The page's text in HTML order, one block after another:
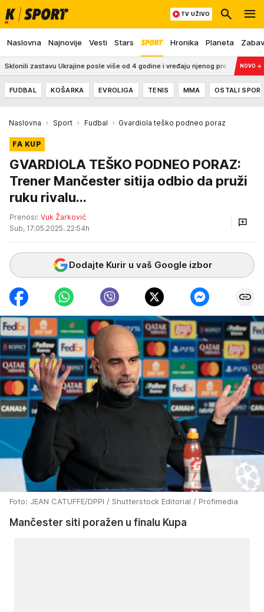
Naslovna Najnovije Vesti Stars Hronika Planeta
TV UŽIVO
zastavu Ukrajine posle više od 4 godine i vređaju njenog predsednika! NOVO →
FUDBAL KOŠARKA EVROLIGA TENIS MMA OSTALI
Naslovna Sport Fudbal Gvardiola teško podneo poraz
FA KUP
GVARDIOLA TEŠKO PODNEO PORAZ:
Trener Mančester sitija odbio da pruži
ruku rivalu...
Prenosi: Vuk Žarković
Sub, 17.05.2025. 22:54h
Dodajte Kurir u vaš Google izbor
Foto: JEAN CATUFFE/DPPI / Shutterstock Editorial / Profimedia
Mančester siti poražen u finalu Kupa